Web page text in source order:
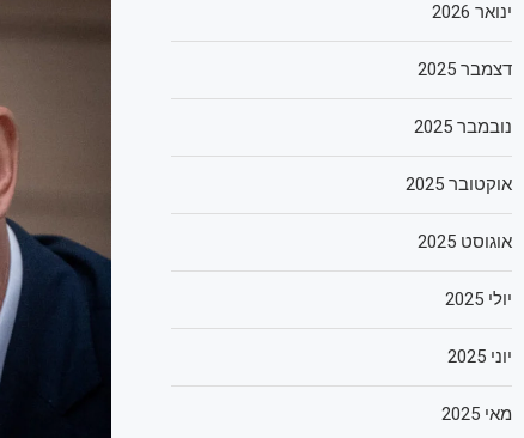
ינואר 2026
דצמבר 2025
נובמבר 2025
אוקטובר 2025
אוגוסט 2025
יולי 2025
יוני 2025
מאי 2025